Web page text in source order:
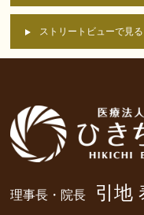
ストリートビューで見る
理事長・院長 引地